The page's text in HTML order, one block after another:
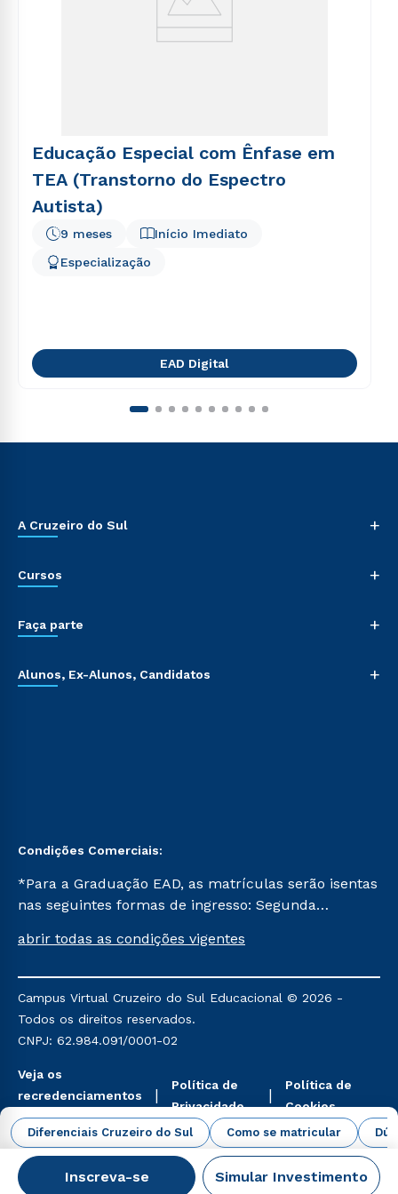
Diferenciais Cruzeiro do Sul Como se matricular
Inscreva-se Simular Investimento
Educação Especial com Ênfase em
TEA (Transtorno do Espectro
Autista)
Início Imediato
9 meses
Especialização
EAD Digital
A Cruzeiro do Sul +
Cursos +
Faça parte +
Alunos, Ex-Alunos, Candidatos +
Condições Comerciais:
*Para a Graduação EAD, as matrículas serão isentas
nas seguintes formas de ingresso: Segunda
Já para as demais, a taxa de matrícula será de R$
mencionadas são referentes aos cursos: Ensino
Religioso, Geografia para a Docência e Metodologia
do Ensino de História: Questões Atuais.
abrir todas as condições vigentes
Campus Virtual Cruzeiro do Sul Educacional © 2026 -
Todos os direitos reservados.
CNPJ: 62.984.091/0001-02
Veja os
recredenciamentos
aqui
Política de
Privacidade
Política de
Cookies